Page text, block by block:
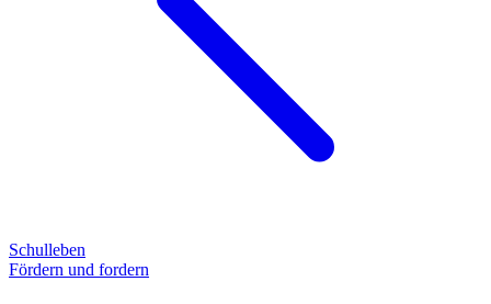
Schulleben
Fördern und fordern